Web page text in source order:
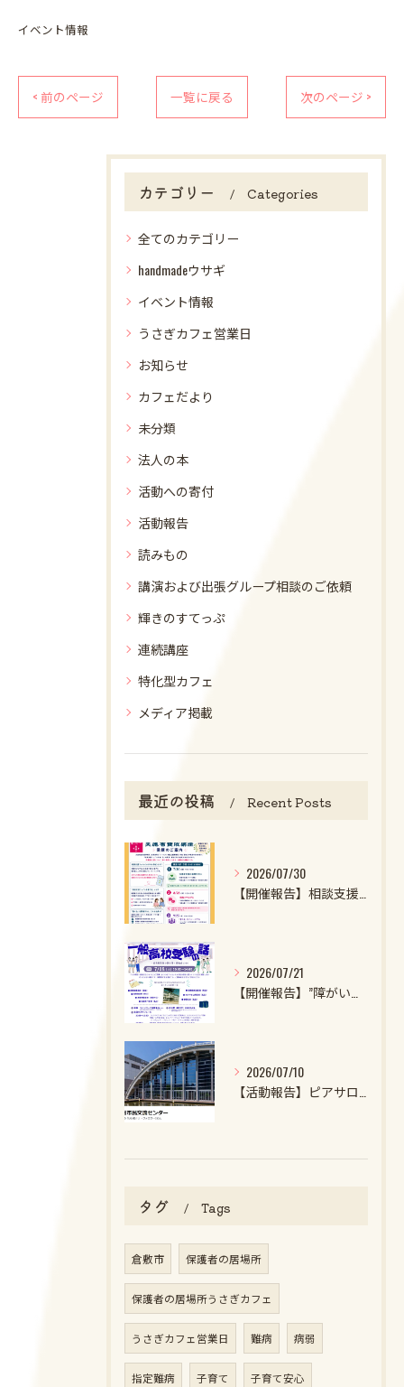
イベント情報
< 前のページ 一覧に戻る 次のページ >
カテゴリー Categories
全てのカテゴリー
handmadeウサギ
イベント情報
うさぎカフェ営業日
お知らせ
カフェだより
未分類
法人の本
活動への寄付
活動報告
読みもの
講演および出張グループ相談のご依頼
輝きのすてっぷ
連続講座
特化型カフェ
メディア掲載
最近の投稿 Recent Posts
2026/07/30
【開催報告】相談支援ファイル実施者養成講座第1クール第1回目を開催しました！
2026/07/21
【開催報告】”障がいのある子・特性強めの子の一般高校受験の話2026”を開催しました！
2026/07/10
【活動報告】ピアサロンを開催しました
タグ Tags
倉敷市 保護者の居場所
保護者の居場所うさぎカフェ
うさぎカフェ営業日 難病 病弱
指定難病 子育て 子育て安心